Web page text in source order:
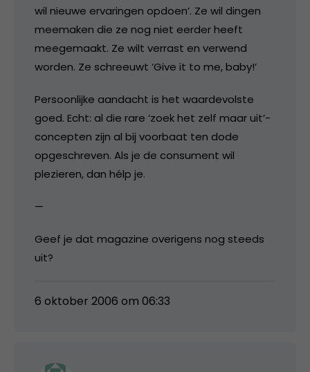
wil nieuwe ervaringen opdoen’. Ze wil dingen
meemaken die ze nog niet eerder heeft
meegemaakt. Ze wilt verrast en verwend
worden. Ze schreeuwt ‘Give it to me, baby!’
Persoonlijke aandacht is het waardevolste
goed. Echt: al die rare ‘zoek het zelf maar uit’-
concepten zijn al bij voorbaat ten dode
opgeschreven. Als je de consument wil
plezieren, dan hélp je.
—
Geef je dat magazine overigens nog steeds
uit?
6 oktober 2006 om 06:33